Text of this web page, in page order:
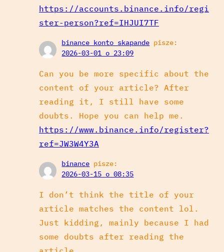
https://accounts.binance.info/regi
ster-person?ref=IHJUI7TF
binance konto skapande pisze:
2026-03-01 o 23:09
Can you be more specific about the
content of your article? After
reading it, I still have some
doubts. Hope you can help me.
https://www.binance.info/register?
ref=JW3W4Y3A
binance pisze:
2026-03-15 o 08:35
I don’t think the title of your
article matches the content lol.
Just kidding, mainly because I had
some doubts after reading the